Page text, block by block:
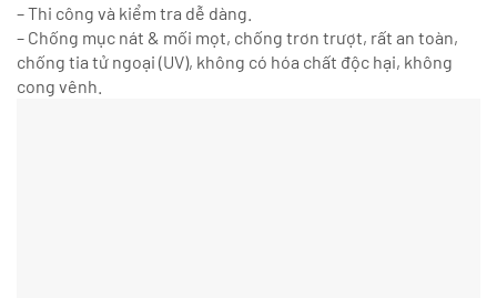
– Thi công và kiểm tra dễ dàng.
– Chống mục nát & mối mọt, chống trơn trượt, rất an toàn,
chống tia tử ngoại (UV), không có hóa chất độc hại, không
cong vênh.